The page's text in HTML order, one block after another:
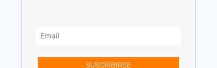
SUSCRÍBIRSE